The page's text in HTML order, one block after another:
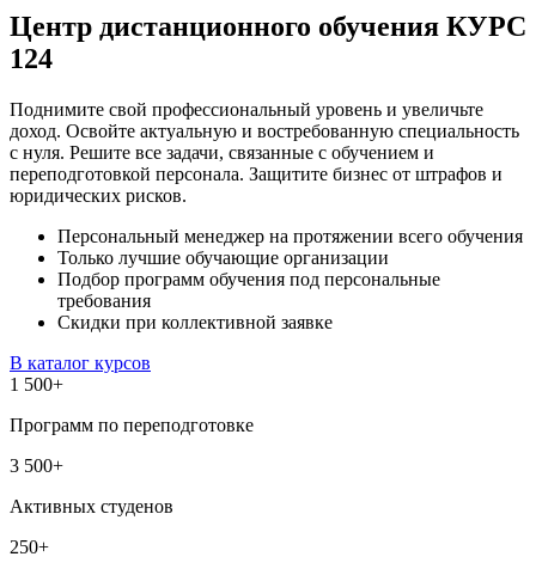
Центр дистанционного обучения КУРС
124
Поднимите свой профессиональный уровень и увеличьте
доход. Освойте актуальную и востребованную специальность
с нуля. Решите все задачи, связанные с обучением и
переподготовкой персонала. Защитите бизнес от штрафов и
юридических рисков.
Персональный менеджер на протяжении всего обучения
Только лучшие обучающие организации
Подбор программ обучения под персональные
требования
Скидки при коллективной заявке
В каталог курсов
1 500+
Программ по переподготовке
3 500+
Активных студенов
250+